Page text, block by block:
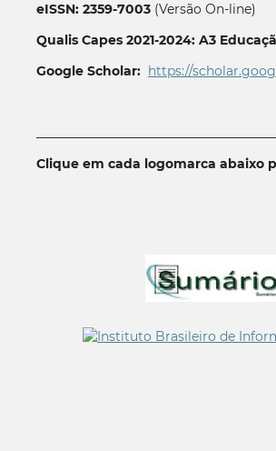
eISSN: 2359-7003(Versão On-line)
Qualis Capes 2021-2024: A3
Google Scholar: https://
Clique em cada logomarca abaixo